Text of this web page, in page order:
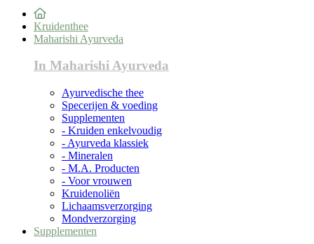
Kruidenthee
Maharishi Ayurveda
In Maharishi Ayurveda
Ayurvedische thee
Specerijen & voeding
Supplementen
- Kruiden enkelvoudig
- Ayurveda klassiek
- Mineralen
- M.A. Producten
- Voor vrouwen
Kruidenoliën
Lichaamsverzorging
Mondverzorging
Supplementen